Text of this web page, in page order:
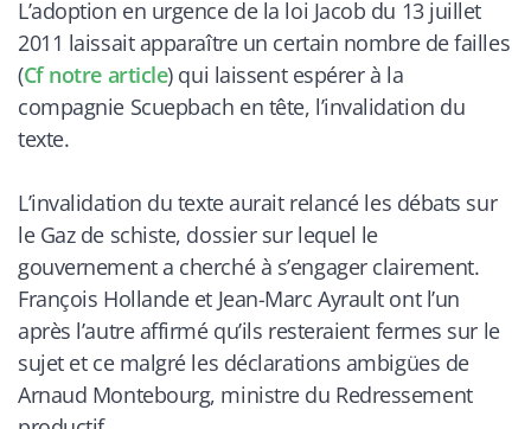
L’adoption en urgence de la loi Jacob du 13 juillet
2011 laissait apparaître un certain nombre de failles
(Cf notre article) qui laissent espérer à la
compagnie Scuepbach en tête, l’invalidation du
texte.
L’invalidation du texte aurait relancé les débats sur
le Gaz de schiste, dossier sur lequel le
gouvernement a cherché à s’engager clairement.
François Hollande et Jean-Marc Ayrault ont l’un
après l’autre affirmé qu’ils resteraient fermes sur le
sujet et ce malgré les déclarations ambigües de
Arnaud Montebourg, ministre du Redressement